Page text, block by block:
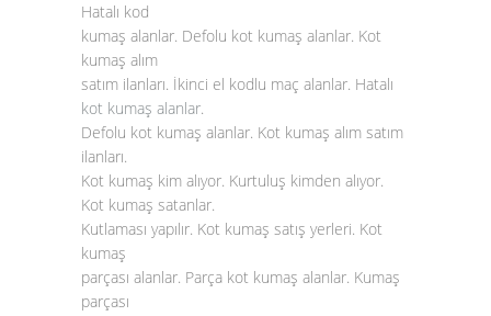
Hatalı kod
kumaş alanlar. Defolu kot kumaş alanlar. Kot
kumaş alım
satım ilanları. İkinci el kodlu maç alanlar. Hatalı
kot kumaş alanlar.
Defolu kot kumaş alanlar. Kot kumaş alım satım
ilanları.
Kot kumaş kim alıyor. Kurtuluş kimden alıyor.
Kot kumaş satanlar.
Kutlaması yapılır. Kot kumaş satış yerleri. Kot
kumaş
parçası alanlar. Parça kot kumaş alanlar. Kumaş
parçası